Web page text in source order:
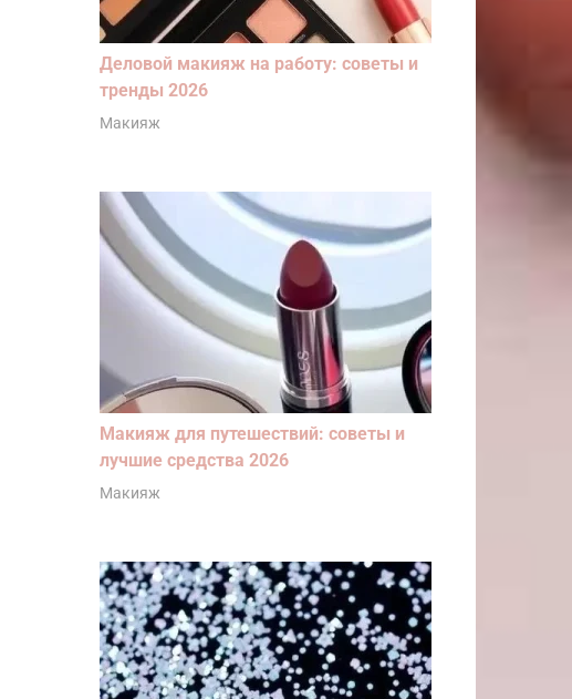
Деловой макияж на работу: советы и
тренды 2026
Макияж
Макияж для путешествий: советы и
лучшие средства 2026
Макияж